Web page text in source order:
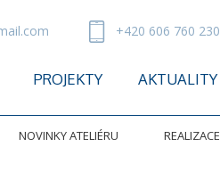
+420 606 760 230
PROJEKTY AKTUALITY
NOVINKY ATELIÉRU REALIZACE